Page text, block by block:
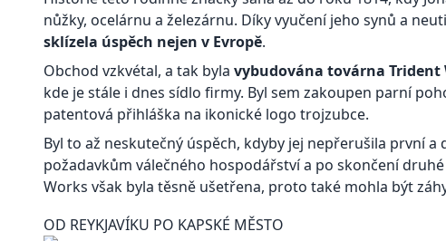
nůžky, ocelárnu a železárnu. Díky vyučení jeho synů a
sklízela úspěch nejen v Evropě.
Obchod vzkvétal, a tak byla vybudována továrna Trident
kde je stále i dnes sídlo firmy. Byl sem zakoupen parní
patentová přihláška na ikonické logo trojzubce.
Byl to až neskutečný úspěch, kdyby jej nepřerušila první
požadavkům válečného hospodářství a po skončení
Works však byla těsně ušetřena, proto také mohla být
OD REYKJAVÍKU PO KAPSKÉ MĚSTO